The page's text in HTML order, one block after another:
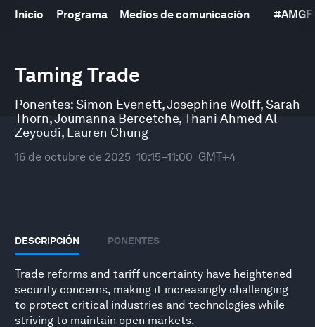
Inicio Programa Medios de comunicación #
Taming Trade
Ponentes:Simon Evenett,Josephine Wolff,Sarah
Thorn,Joumanna Bercetche,Thani Ahmed Al
Zeyoudi, Lauren Chung
16 de octubre de 2025 10:15–11:00 GMT+4
DESCRIPCIÓN PONENTES
Trade reforms and tariff uncertainty have heightened
security concerns, making it increasingly challenging
to protect critical industries and technologies while
striving to maintain open markets.
seconds
of
minutes,
10
seconds